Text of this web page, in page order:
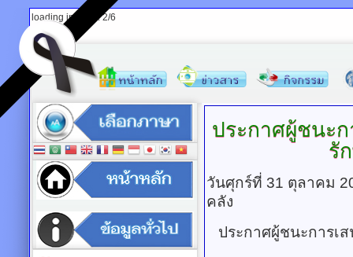
loading images: 2/6
ประกาศผู้ชนะก
รั
วันศุกร์ที่ 31 ตุลาคม
คลัง
ประกาศผู้ชนะการเ